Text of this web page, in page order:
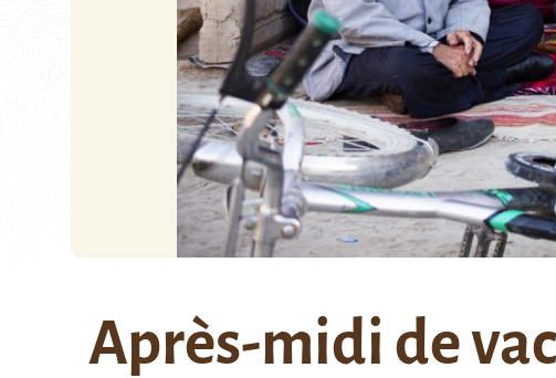
Après-midi de